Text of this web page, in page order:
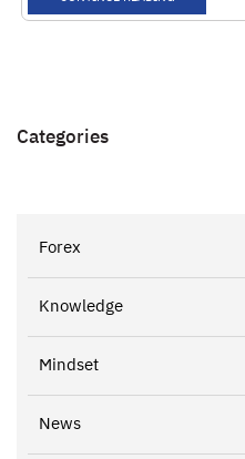
Categories
Forex
Knowledge
Mindset
News